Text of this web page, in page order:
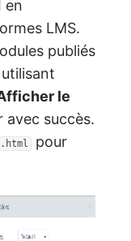
en
LMS.
publiés
le
avec succès.
pour